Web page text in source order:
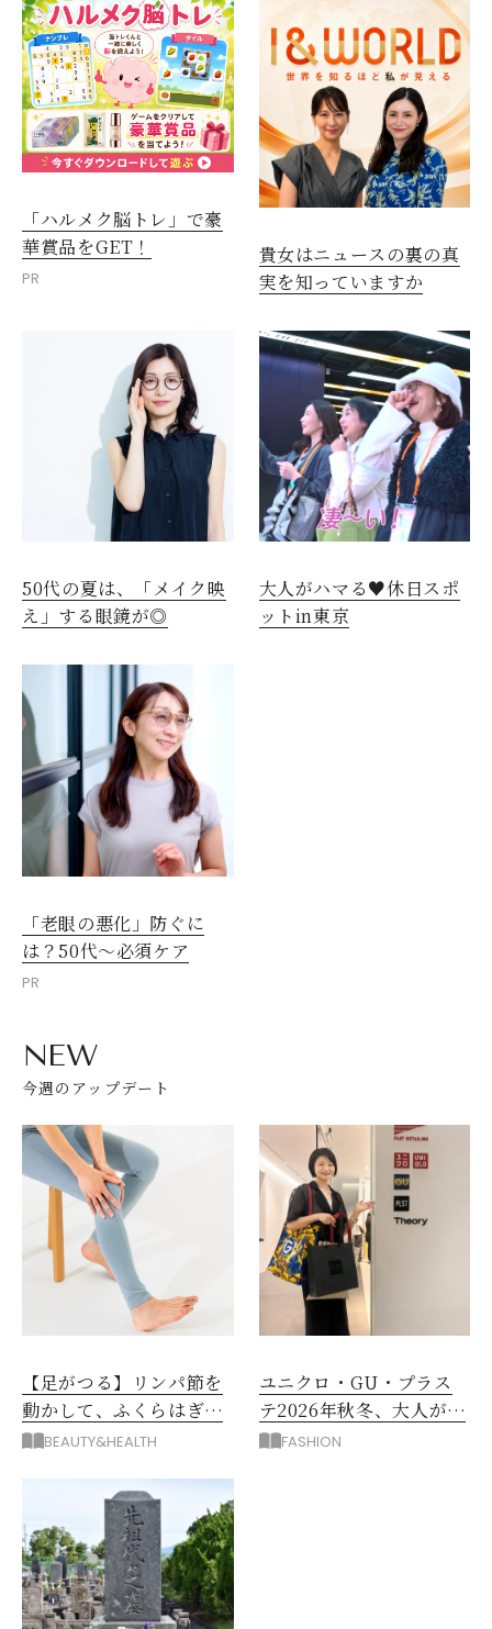
「ハルメク脳トレ」で豪
華賞品をGET！
PR
貴女はニュースの裏の真
実を知っていますか
50代の夏は、「メイク映
え」する眼鏡が◎
大人がハマる♥休日スポ
ットin東京
「老眼の悪化」防ぐに
は？50代～必須ケア
PR
NEW
今週のアップデート
【足がつる】リンパ節を
動かして、ふくらはぎの
むくみ、こむら返りを解
BEAUTY&HEALTH
ユニクロ・GU・プラス
テ2026年秋冬、大人が着
たい新作服は？
FASHION